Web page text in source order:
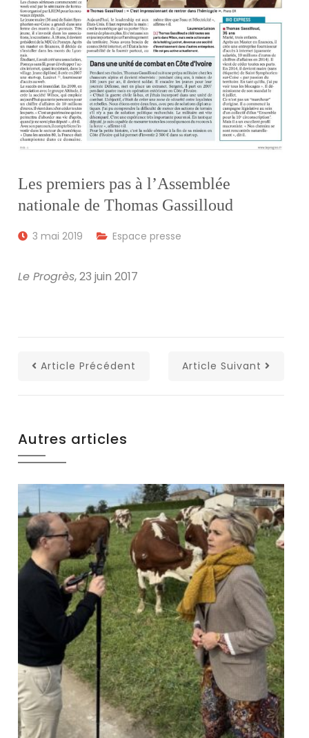
Les premiers pas à l’Assemblée
nationale de Thomas Gassilloud
3 mai 2019 Espace presse
Le Progrès, 23 juin 2017
Article Précédent Article Suivant
Autres articles